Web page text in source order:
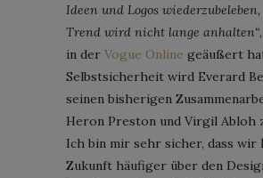
Ideen und Logos
Trend wird nicht lange anhalten“
in der Vogue Online geäußert
Selbstsicherheit wird Everard
seinen bisherigen
Heron Preston und Virgil Abloh
Ich bin mir sehr sicher, dass wir
Zukunft häufiger über den